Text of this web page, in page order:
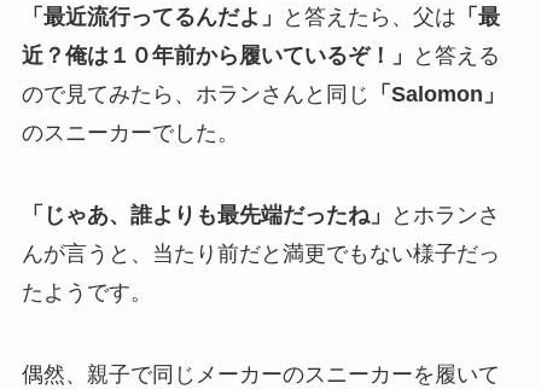
「最近流行ってるんだよ」 と答えたら、父は 「最
近？俺は１０年前から履いているぞ！」
と答える
ので見てみたら、ホランさんと同じ 「Salomon」
のスニーカーでした。
「じゃあ、誰よりも最先端だったね」
とホランさ
んが言うと、当たり前だと満更でもない様子だっ
たようです。
偶然、親子で同じメーカーのスニーカーを履いて